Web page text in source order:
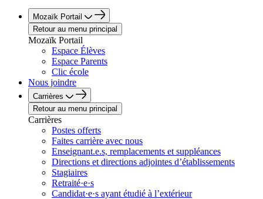
Mozaïk Portail
Retour au menu principal
Mozaïk Portail
Espace Élèves
Espace Parents
Clic école
Nous joindre
Carrières
Retour au menu principal
Carrières
Postes offerts
Faites carrière avec nous
Enseignant.e.s, remplacements et suppléances
Directions et directions adjointes d’établissements
Stagiaires
Retraité·e·s
Candidat·e·s ayant étudié à l’extérieur